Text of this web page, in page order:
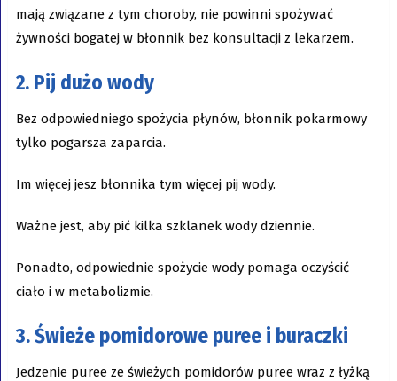
mają związane z tym choroby, nie powinni spożywać
żywności bogatej w błonnik bez konsultacji z lekarzem.
2. Pij dużo wody
Bez odpowiedniego spożycia płynów, błonnik pokarmowy
tylko pogarsza zaparcia.
Im więcej jesz błonnika tym więcej pij wody.
Ważne jest, aby pić kilka szklanek wody dziennie.
Ponadto, odpowiednie spożycie wody pomaga oczyścić
ciało i w metabolizmie.
3. Świeże pomidorowe puree i buraczki
Jedzenie puree ze świeżych pomidorów puree wraz z łyżką